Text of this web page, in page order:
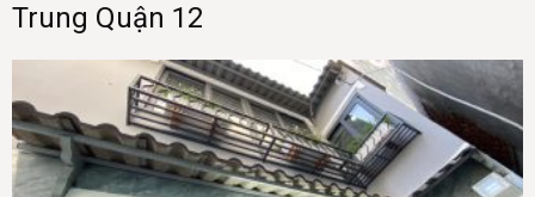
Trung Quận 12